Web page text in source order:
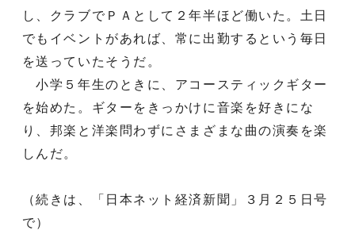
し、クラブでＰＡとして２年半ほど働いた。土日
でもイベントがあれば、常に出勤するという毎日
を送っていたそうだ。
小学５年生のときに、アコースティックギター
を始めた。ギターをきっかけに音楽を好きにな
り、邦楽と洋楽問わずにさまざまな曲の演奏を楽
しんだ。
（続きは、「日本ネット経済新聞」３月２５日号
で）